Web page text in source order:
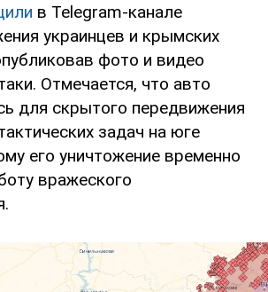
в Telegram-канале
украинцев и крымских
фото и видео
Отмечается, что авто
для скрытого передвижения
задач на юге
его уничтожение временно
вражеского